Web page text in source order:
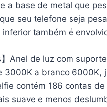
a base de metal que
seu telefone seja
também é
】Anel de luz com
3000K a branco 6000K,
contém 186 contas
suave e menos